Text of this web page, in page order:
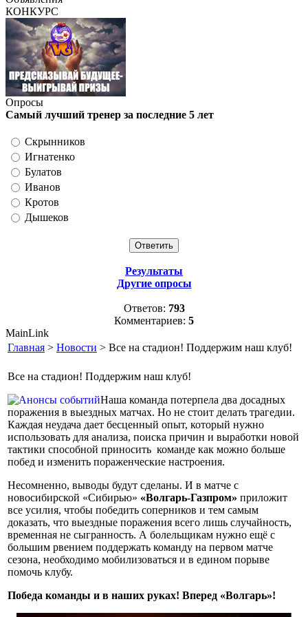
КОНКУРС
Опросы
Самый лучший тренер за последние 5 лет
Скрынников
Игнатенко
Булатов
Иванов
Кротов
Дышеков
Результаты
Другие опросы
Ответов: 793
Комментариев: 5
MainLink
Главная > Новости > Все на стадион! Поддержим наш клуб!
Все на стадион! Поддержим наш клуб!
Наша команда потерпела два досадных
поражения в выездных матчах. Но не стоит делать трагедии.
Каждая неудача дает бесценный опыт, который нужно
использовать для анализа, поиска причин и выработки новой
тактики способной приносить команде как можно больше
побед и изменить пораженческие настроения.
Несомненно, выводы будут сделаны. И в матче с
новосибирской «Сибирью» «Волгарь-Газпром» приложит
все усилия, чтобы победить соперников и тем самым
доказать, что выездные поражения всего лишь случайность,
временная не сыгранность. А болельщикам нужно ещё с
большим рвением поддержать команду на первом матче
сезона, необходимо мобилизоваться и в едином порыве
помочь клубу.
Победа команды и в наших руках! Вперед «Волгарь»!